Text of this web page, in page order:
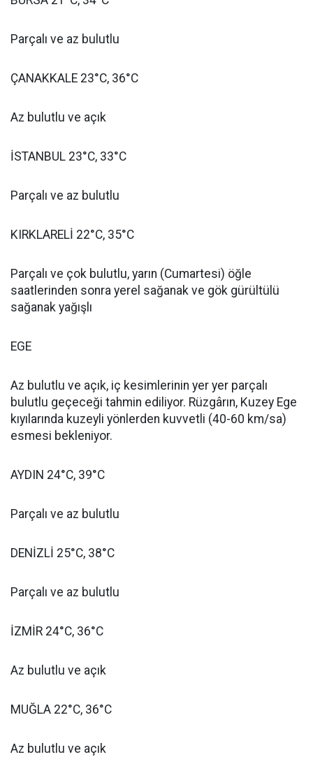
Parçalı ve az bulutlu
ÇANAKKALE 23°C, 36°C
Az bulutlu ve açık
İSTANBUL 23°C, 33°C
Parçalı ve az bulutlu
KIRKLARELİ 22°C, 35°C
Parçalı ve çok bulutlu, yarın (Cumartesi) öğle
saatlerinden sonra yerel sağanak ve gök gürültülü
sağanak yağışlı
EGE
Az bulutlu ve açık, iç kesimlerinin yer yer parçalı
bulutlu geçeceği tahmin ediliyor. Rüzgârın, Kuzey Ege
kıyılarında kuzeyli yönlerden kuvvetli (40-60 km/sa)
esmesi bekleniyor.
AYDIN 24°C, 39°C
Parçalı ve az bulutlu
DENİZLİ 25°C, 38°C
Parçalı ve az bulutlu
İZMİR 24°C, 36°C
Az bulutlu ve açık
MUĞLA 22°C, 36°C
Az bulutlu ve açık